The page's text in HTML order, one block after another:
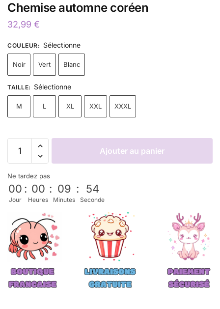
Chemise automne coréen
32,99 €
COULEUR: Sélectionne
Noir Vert Blanc
TAILLE: Sélectionne
M L XL XXL XXXL
Ajouter au panier
Ne tardez pas
00
Jour
: 00
Heures
: 09
Minutes
: 52
Seconde